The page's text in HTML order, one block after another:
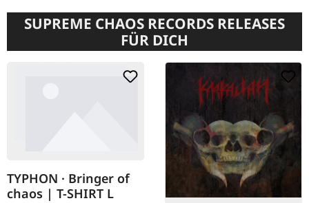
SUPREME CHAOS RECORDS RELEASES
FÜR DICH
TYPHON · Bringer of
chaos | T-SHIRT L